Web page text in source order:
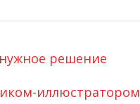
решение
иллюстратором